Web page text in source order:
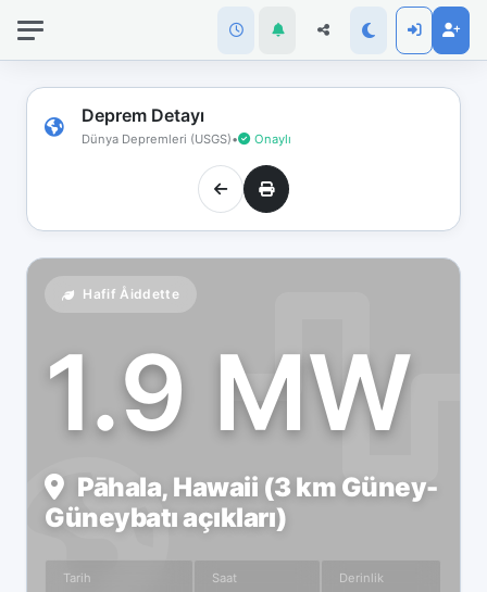
Deprem Detayı
Dünya Depremleri (USGS)• Onaylı
Hafif Åiddette
1.9 MW
Pāhala, Hawaii (3 km Güney-
Güneybatı açıkları)
Tarih Saat Derinlik
bağlantınız
koptu!
Çevrimdışı
moddasınız.